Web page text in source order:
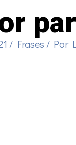
/ Frases / Por